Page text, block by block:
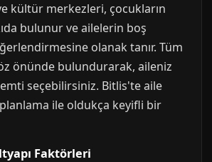
kültür merkezleri, çocukların
bulunur ve ailelerin boş
olanak tanır. Tüm
önünde bulundurarak, aileniz
seçebilirsiniz. Bitlis'te aile
ile oldukça keyifli bir
Faktörleri